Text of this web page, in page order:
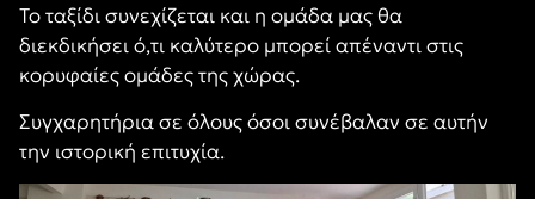
Το ταξίδι συνεχίζεται και η ομάδα μας θα
διεκδικήσει ό,τι καλύτερο μπορεί απέναντι στις
κορυφαίες ομάδες της χώρας.
Συγχαρητήρια σε όλους όσοι συνέβαλαν σε αυτήν
την ιστορική επιτυχία.